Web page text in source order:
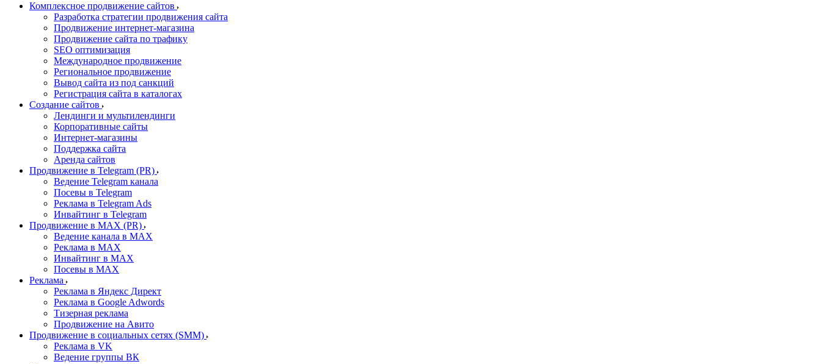
Комплексное продвижение сайтов
Разработка стратегии продвижения сайта
Продвижение интернет-магазина
Продвижение сайта по трафику
SEO оптимизация
Международное продвижение
Региональное продвижение
Вывод сайта из под санкций
Регистрация сайта в каталогах
Создание сайтов
Лендинги и мультилендинги
Корпоративные сайты
Интернет-магазины
Поддержка сайта
Аренда сайтов
Продвижение в Telegram (PR)
Ведение Telegram канала
Посевы в Telegram
Реклама в Telegram Ads
Инвайтинг в Telegram
Продвижение в MAX (PR)
Ведение канала в MAX
Реклама в MAX
Инвайтинг в MAX
Посевы в MAX
Реклама
Реклама в Яндекс Директ
Реклама в Google Adwords
Тизерная реклама
Продвижение на Авито
Продвижение в социальных сетях (SMM)
Реклама в VK
Ведение группы ВК